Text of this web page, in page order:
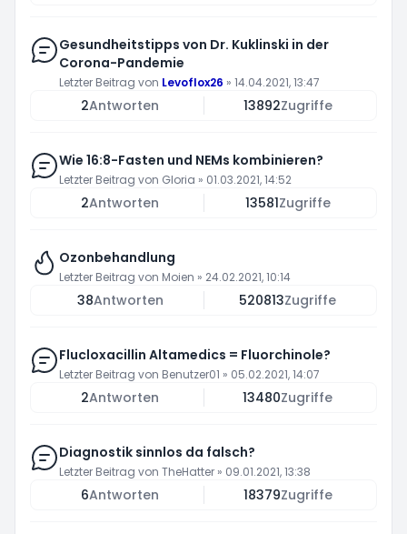
Gesundheitstipps von Dr. Kuklinski in der
Corona-Pandemie
Letzter Beitrag von Levoflox26 » 14.04.2021, 13:47
2Antworten 13892Zugriffe
Wie 16:8-Fasten und NEMs kombinieren?
Letzter Beitrag von Gloria » 01.03.2021, 14:52
2Antworten 13581Zugriffe
Ozonbehandlung
Letzter Beitrag von Moien » 24.02.2021, 10:14
38Antworten 520813Zugriffe
Flucloxacillin Altamedics = Fluorchinole?
Letzter Beitrag von Benutzer01 » 05.02.2021, 14:07
2Antworten 13480Zugriffe
Diagnostik sinnlos da falsch?
Letzter Beitrag von TheHatter » 09.01.2021, 13:38
6Antworten 18379Zugriffe